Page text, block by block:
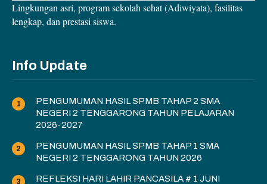
Lingkungan asri, program sekolah sehat (Adiwiyata), fasilitas
lengkap, dan prestasi siswa.
Info Update
PENGUMUMAN HASIL SPMB TAHAP 2 SMA
NEGERI 2 TENGGARONG TAHUN PELAJARAN
2026-2027
PENGUMUMAN HASIL SPMB TAHAP 1 SMA
NEGERI 2 TENGGARONG TAHUN 2026
REFLEKSI HARI LAHIR PANCASILA # 1 JUNI